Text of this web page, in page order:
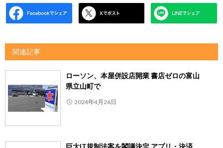
関連記事
ローソン、本屋併設店開業 書店ゼロの富山
県立山町で
2024年4月26日